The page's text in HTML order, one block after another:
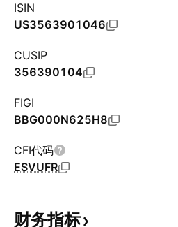
ISIN
US3563901046
CUSIP
356390104
FIGI
BBG000N625H8
CFI代码
ESVUFR
财务指标